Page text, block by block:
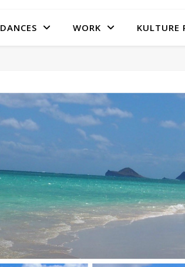
WORK KULTURE